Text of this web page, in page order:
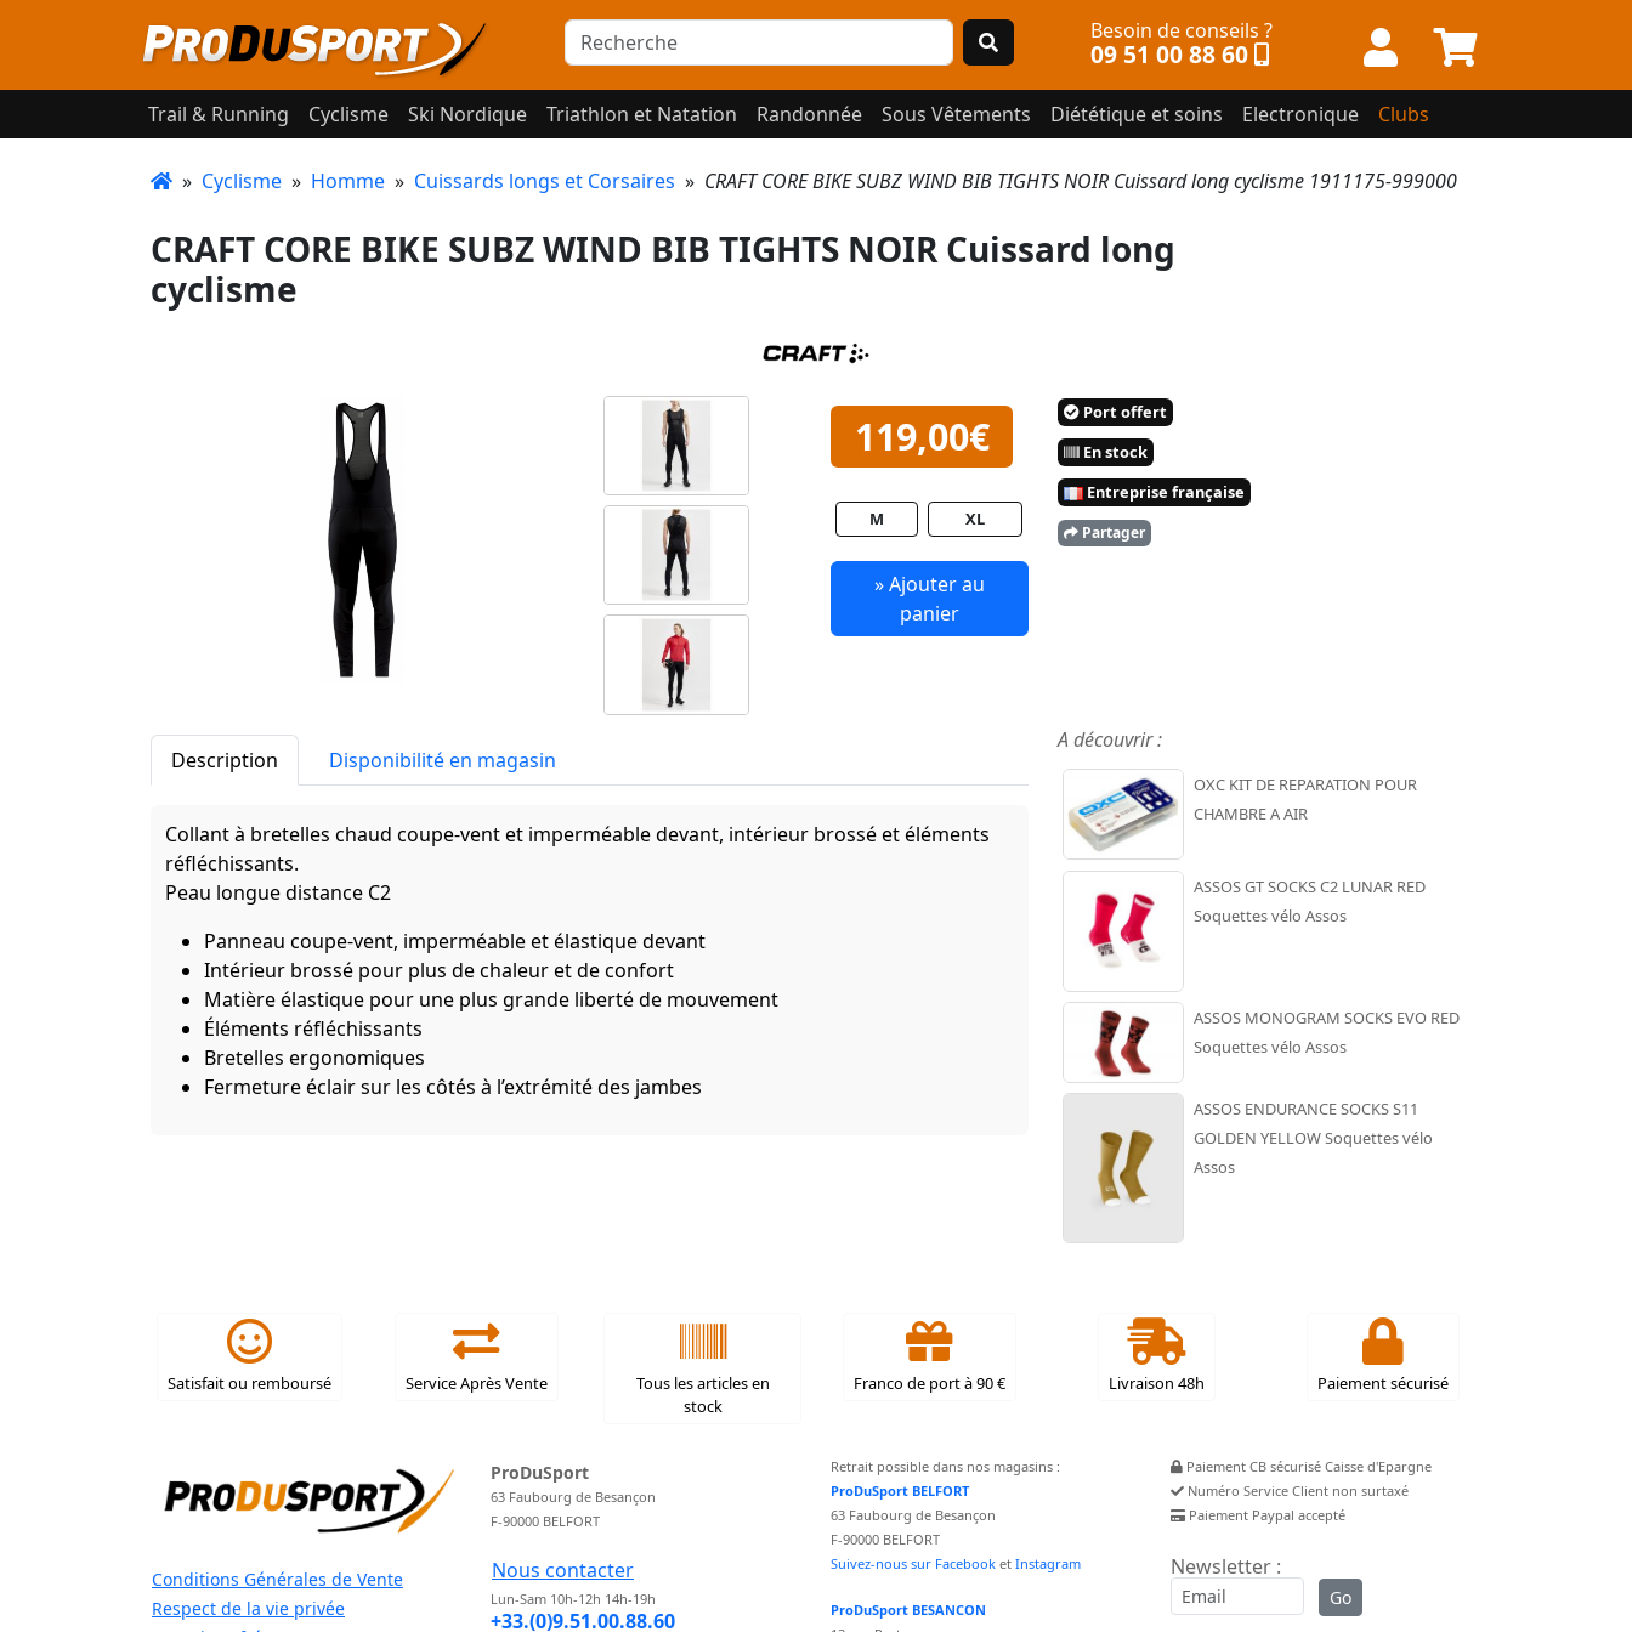
Besoin de conseils ?
09 51 00 88 60
Trail & Running Cyclisme Ski Nordique Triathlon et Natation Randonnée Sous Vêtements Diététique et soins Electronique Clubs
» Cyclisme » Homme » Cuissards longs et Corsaires » CRAFT CORE BIKE SUBZ WIND BIB TIGHTS NOIR Cuissard long cyclisme 1911175-999000
CRAFT CORE BIKE SUBZ WIND BIB TIGHTS NOIR Cuissard long
cyclisme
119,00€
M XL
» Ajouter au
panier
Port offert
En stock
Entreprise française
Partager
Description Disponibilité en magasin
Collant à bretelles chaud coupe-vent et imperméable devant, intérieur brossé et éléments
réfléchissants.
Peau longue distance C2
Panneau coupe-vent, imperméable et élastique devant
Intérieur brossé pour plus de chaleur et de confort
Matière élastique pour une plus grande liberté de mouvement
Éléments réfléchissants
Bretelles ergonomiques
Fermeture éclair sur les côtés à l’extrémité des jambes
A découvrir :
OXC KIT DE REPARATION POUR
CHAMBRE A AIR
ASSOS GT SOCKS C2 LUNAR RED
Soquettes vélo Assos
ASSOS MONOGRAM SOCKS EVO RED
Soquettes vélo Assos
ASSOS ENDURANCE SOCKS S11
GOLDEN YELLOW Soquettes vélo
Assos
Satisfait ou remboursé Service Après Vente
Tous les articles en
stock
Franco de port à 90 € Livraison 48h Paiement sécurisé
Conditions Générales de Vente
Respect de la vie privée
ProDuSport
63 Faubourg de Besançon
F-90000 BELFORT
Nous contacter
Lun-Sam 10h-12h 14h-19h
+33.(0)9.51.00.88.60
Retrait possible dans nos magasins :
ProDuSport BELFORT
63 Faubourg de Besançon
F-90000 BELFORT
Suivez-nous sur Facebook et Instagram
ProDuSport BESANCON
Paiement CB sécurisé Caisse d'Epargne
Numéro Service Client non surtaxé
Paiement Paypal accepté
Newsletter :